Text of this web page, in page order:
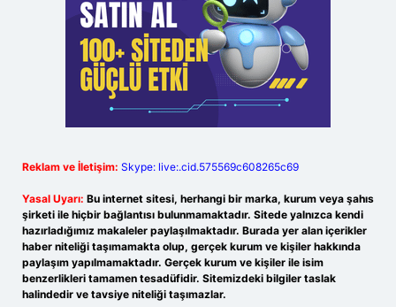
Reklam ve İletişim: Skype: live:.cid.575569c608265c69
Yasal Uyarı: Bu internet sitesi, herhangi bir marka, kurum veya şahıs
şirketi ile hiçbir bağlantısı bulunmamaktadır. Sitede yalnızca kendi
hazırladığımız makaleler paylaşılmaktadır. Burada yer alan içerikler
haber niteliği taşımamakta olup, gerçek kurum ve kişiler hakkında
paylaşım yapılmamaktadır. Gerçek kurum ve kişiler ile isim
benzerlikleri tamamen tesadüfidir. Sitemizdeki bilgiler taslak
halindedir ve tavsiye niteliği taşımazlar.